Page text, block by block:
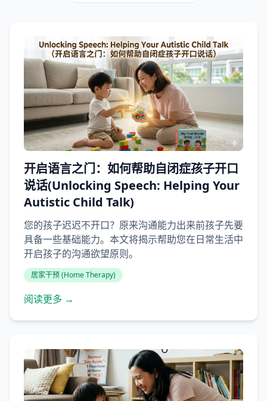
开启语言之门：如何帮助自闭症孩子开口
说话(Unlocking Speech: Helping Your
Autistic Child Talk)
您的孩子迟迟不开口？原来沟通能力出来前孩子先要
具备一些基础能力。本文将揭示帮助您在日常生活中
开启孩子的沟通欲望原则。
居家干预 (Home Therapy)
阅读更多 →